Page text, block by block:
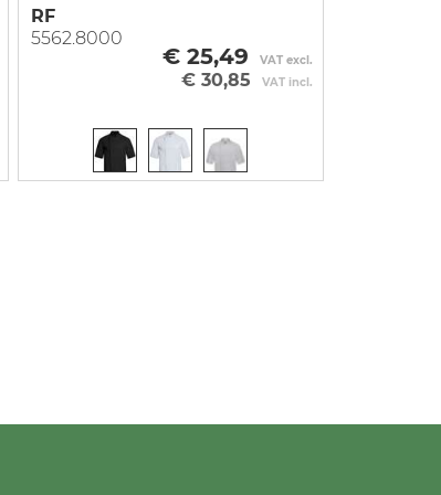
RF
5562.8000
€ 25,49 VAT excl.
€ 30,85 VAT incl.